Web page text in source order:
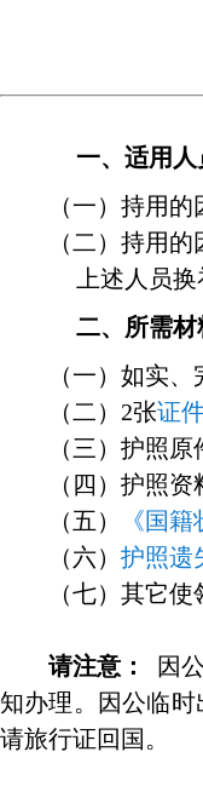
一、 适用人
（一）持用
（二）持用
上述人员
二、 所需材
（一）如实
（二）2张证
（三）护照
（四）护照
（五）
《国
（六） 护照遗
（七）其它
请注意：
因
知办理。因公临
请旅行证回国。